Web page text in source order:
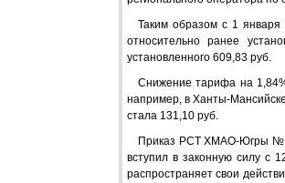
Таким образом с 1
относительно ранее
установленного 609,83 руб.
Снижение тарифа на
например, в Ханты-
стала 131,10 руб.
Приказ РСТ ХМАО-Югры
вступил в законную силу с
распространяет свои